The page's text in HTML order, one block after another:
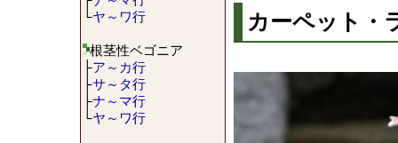
└ヤ～ワ行
根茎性ベゴニア
├ア～カ行
├サ～タ行
├ナ～マ行
└ヤ～ワ行
カーペット